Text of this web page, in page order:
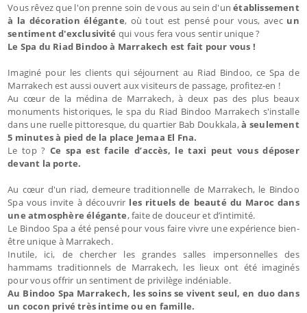
Vous rêvez que l'on prenne soin de vous au sein d'unétablissement
à la décoration élégante, où tout est pensé pour vous, avecun
sentiment d'exclusivité qui vous fera vous sentir unique ?
Le Spa du Riad Bindoo à Marrakech est fait pour vous !
Imaginé pour les clients qui séjournent au Riad Bindoo, ce Spa de
Marrakech est aussi ouvert aux visiteurs de passage, profitez-en !
Au cœur de la médina de Marrakech, à deux pas des plus beaux
monuments historiques, le spa du Riad Bindoo Marrakech s'installe
dans une ruelle pittoresque, du quartier Bab Doukkala,à seulement
5 minutes à pied de la place Jemaa El Fna.
Le top ?Ce spa est facile d’accès, le taxi peut vous déposer
devant la porte.
Au cœur d'un riad, demeure traditionnelle de Marrakech, le Bindoo
Spa vous invite à découvrir les rituels de beauté du Maroc dans
une atmosphère élégante, faite de douceur et d’intimité.
Le Bindoo Spa a été pensé pour vous faire vivre une expérience bien-
être unique à Marrakech.
Inutile, ici, de chercher les grandes salles impersonnelles des
hammams traditionnels de Marrakech, les lieux ont été imaginés
pour vous offrir un sentiment de privilège indéniable.
Au Bindoo Spa Marrakech, les soins se vivent seul, en duo dans
un cocon privé très intime ou en famille.